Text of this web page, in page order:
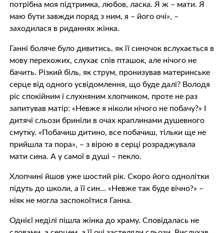
потрібна моя підтримка, любов, ласка. Я ж – мати. Я
маю бути завжди поряд з ним, я – його очі», –
заходилася в риданнях жінка.
Ганні боляче було дивитись, як її синочок вслухається в
мову перехожих, слухає спів пташок, але нічого не
бачить. Різкий бiль, як струм, пронизував материнське
серце від одного усвідомлення, що буде далі? Володя
ріс спокійним і слухняним хлопчиком, проте не раз
запитував матір: «Невже я ніколи нічого не побачу?» І
дитячі сльози бриніли в очах краплинами душевного
смутку. «Побачиш дитино, все побачиш, тільки ще не
прийшла та пора», – з вірою в серці розраджувала
мати сина. А у самої в душі – пeкло.
Хлопчині йшов уже шостий рік. Скоро його однолітки
підуть до школи, а її син… «Невже так буде вічно?» –
ніяк не могла заспокоїтися Ганна.
Однієї неділі пішла жінка до храму. Сповідалась не